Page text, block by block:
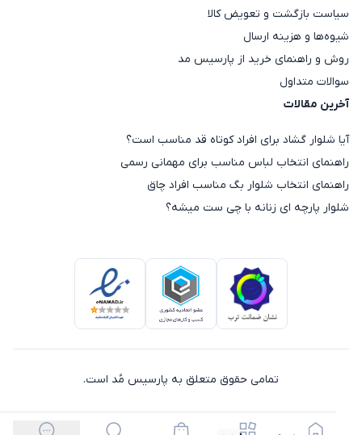
سیاست بازگشت و تعویض کالا
شیوه‌ها و هزینه ارسال
روش و راهنمای خرید از پارسیس مد
سوالات متداول
آخرین مقالات
آیا شلوار گشاد برای افراد کوتاه قد مناسب است؟
راهنمای انتخاب لباس مناسب برای مهمانی رسمی
راهنمای انتخاب شلوار بگ مناسب افراد چاق
شلوار پارچه ای زنانه با چی ست میشه؟
تمامی حقوق متعلق به پارسیس مُد است.